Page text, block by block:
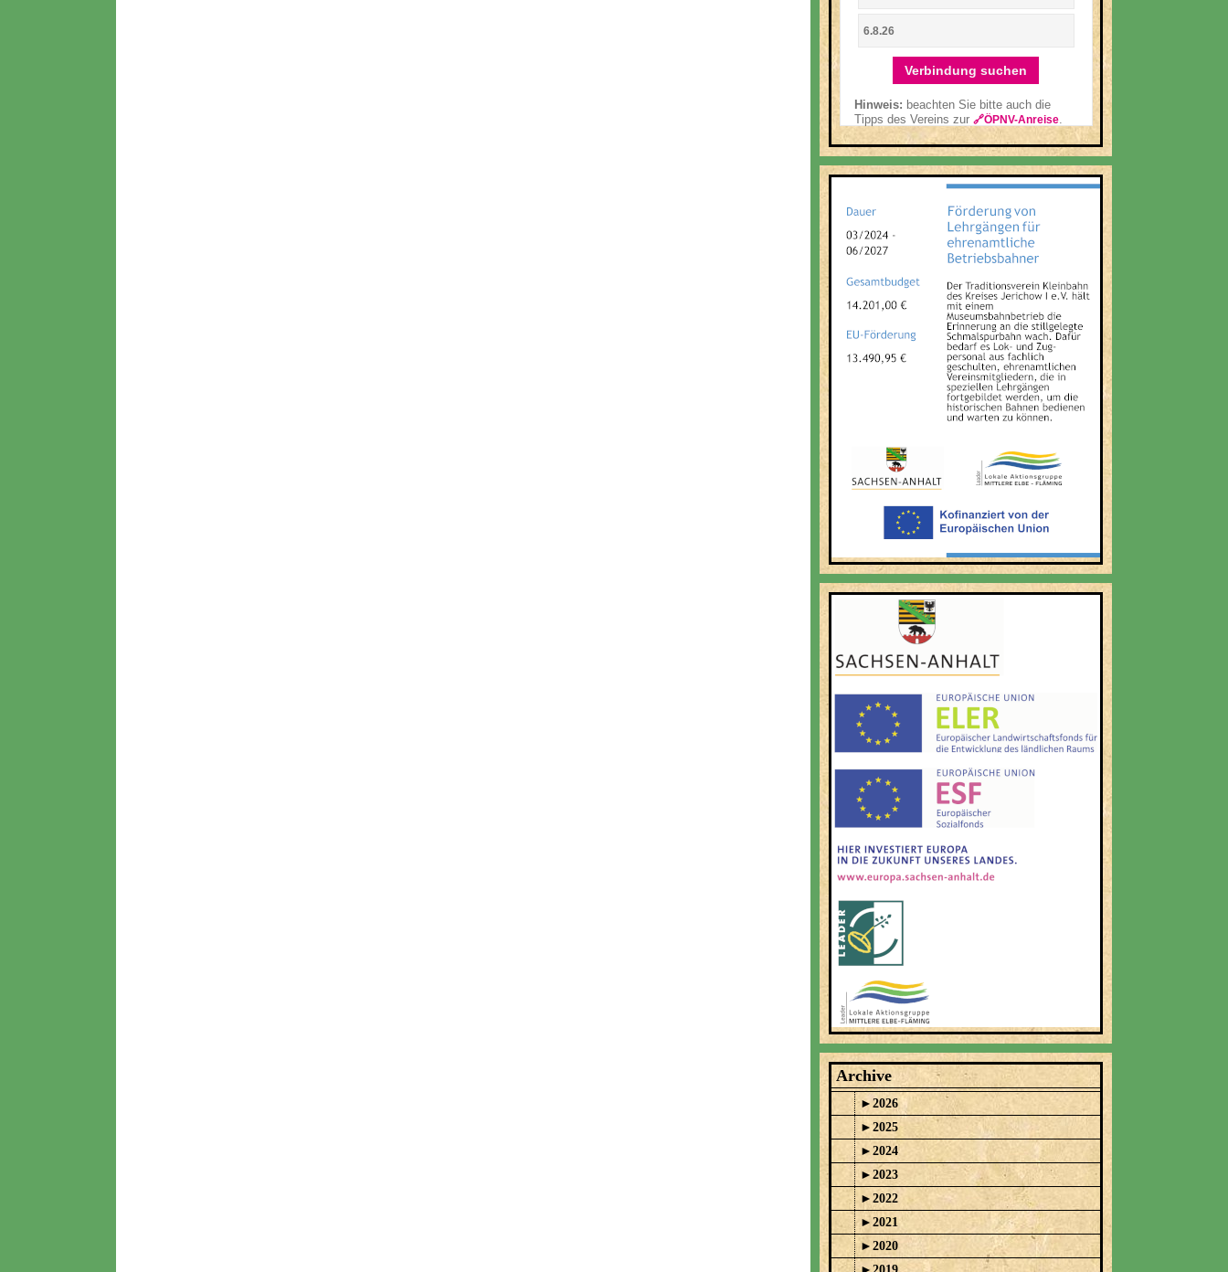
Verbindung suchen
Hinweis: beachten Sie bitte auch die
Tipps des Vereins zur 🔗ÖPNV-Anreise.
Archive
► 2026
► 2025
► 2024
► 2023
► 2022
► 2021
► 2020